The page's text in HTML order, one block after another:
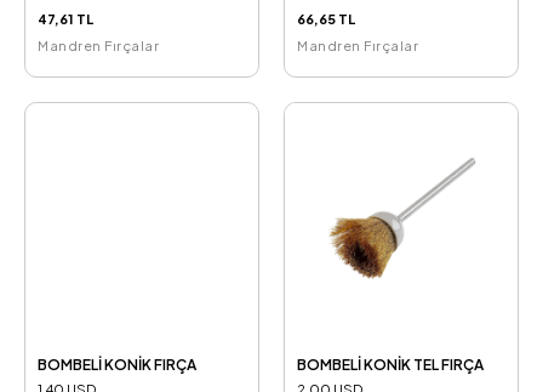
47,61 TL
Mandren Fırçalar
66,65 TL
Mandren Fırçalar
BOMBELİ KONİK FIRÇA
1,40 USD
BOMBELİ KONİK TEL FIRÇA
2,00 USD